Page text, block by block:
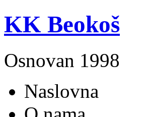
KK Beokoš
Osnovan 1998
Naslovna